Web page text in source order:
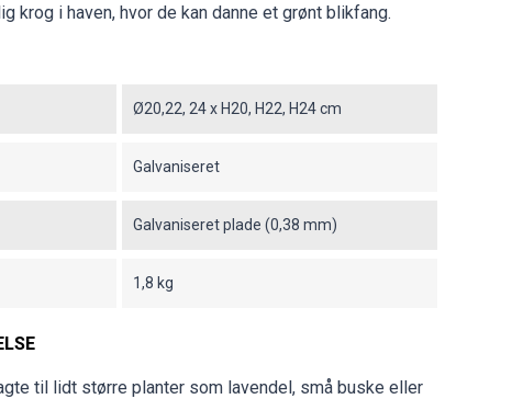
krog i haven, hvor de kan danne et grønt blikfang.
Ø20,22, 24 x H20, H22, H24 cm
Galvaniseret
Galvaniseret plade (0,38 mm)
1,8 kg
til lidt større planter som lavendel, små buske eller